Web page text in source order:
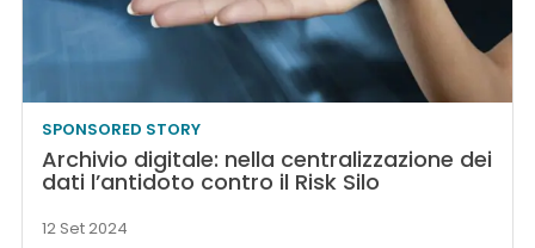
SPONSORED STORY
Archivio digitale: nella centralizzazione dei
dati l’antidoto contro il Risk Silo
12 Set 2024